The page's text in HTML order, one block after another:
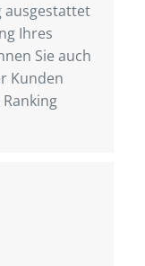
ausgestattet
Ihres
Sie auch
Kunden